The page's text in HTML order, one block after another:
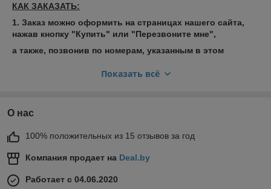
КАК ЗАКАЗАТЬ:
1. Заказ можно оформить на страницах нашего сайта,
нажав кнопку "Купить" или "Перезвоните мне",
а также, позвонив по номерам, указанным в этом
2. Наш менеджер Вам перезвонит и проконсультирует.
адресу: г. Минск, ул. Уручская 19, павильон 361а,
Возможна доставка!
Наш фирменный магазин:
Показать всё
О нас
100% положительных из 15 отзывов за год
Компания продает на Deal.by
Работает с 04.06.2020